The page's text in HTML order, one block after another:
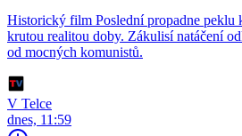
Historický film Poslední propadne peklu
krutou realitou doby. Zákulisí natáčení
od mocných komunistů.
V Telce
dnes, 11:59